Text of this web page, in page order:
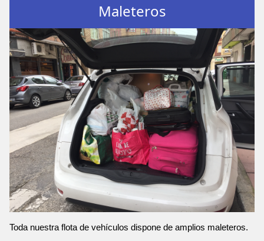
Maleteros
Toda nuestra flota de vehículos dispone de amplios maleteros.